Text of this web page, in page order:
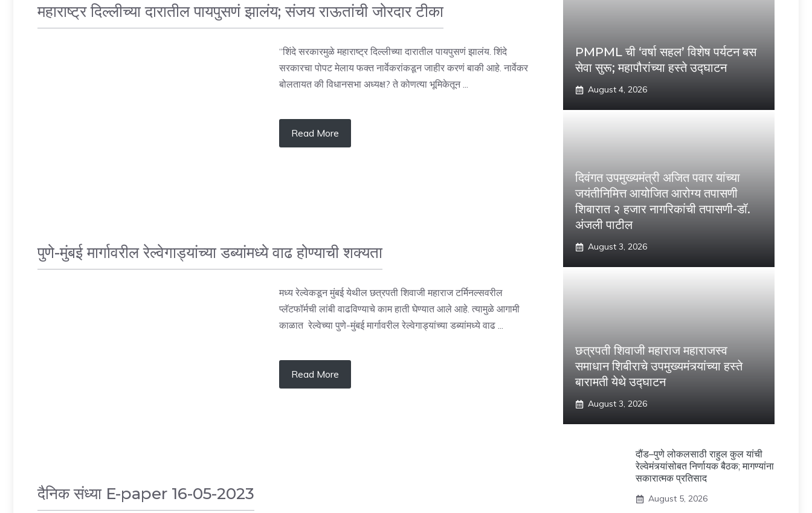
महाराष्ट्र दिल्लीच्या दारातील पायपुसणं झालंय; संजय राऊतांची जोरदार टीका
“शिंदे सरकारमुळे महाराष्ट्र दिल्लीच्या दारातील पायपुसणं झालंय. शिंदे
सरकारचा पोपट मेलाय फक्त नार्वेकरांकडून जाहीर करणं बाकी आहे. नार्वेकर
बोलतायत की विधानसभा अध्यक्ष? ते कोणत्या भूमिकेतून ...
Read More
पुणे-मुंबई मार्गावरील रेल्वेगाड्यांच्या डब्यांमध्ये वाढ होण्याची शक्यता
मध्य रेल्वेकडून मुंबई येथील छत्रपती शिवाजी महाराज टर्मिनल्सवरील
प्लॅटफॉर्मची लांबी वाढविण्याचे काम हाती घेण्यात आले आहे. त्यामुळे आगामी
काळात रेल्वेच्या पुणे-मुंबई मार्गावरील रेल्वेगाड्यांच्या डब्यांमध्ये वाढ ...
Read More
दैनिक संध्या E-paper 16-05-2023
PMPML ची ‘वर्षा सहल’ विशेष पर्यटन बस
सेवा सुरू; महापौरांच्या हस्ते उद्घाटन
August 4, 2026
दिवंगत उपमुख्यमंत्री अजित पवार यांच्या
जयंतीनिमित्त आयोजित आरोग्य तपासणी
शिबारात २ हजार नागरिकांची तपासणी-डॉ.
अंजली पाटील
August 3, 2026
छत्रपती शिवाजी महाराज महाराजस्व
समाधान शिबीराचे उपमुख्यमंत्र्यांच्या हस्ते
बारामती येथे उद्घाटन
August 3, 2026
दौंड–पुणे लोकलसाठी राहुल कुल यांची
रेल्वेमंत्र्यांसोबत निर्णायक बैठक; मागण्यांना
सकारात्मक प्रतिसाद
August 5, 2026